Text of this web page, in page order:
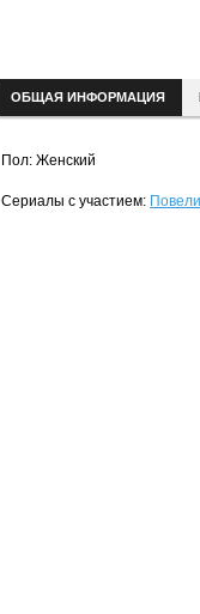
ОБЩАЯ ИНФОРМАЦИЯ
Пол: Женский
Сериалы с участием: